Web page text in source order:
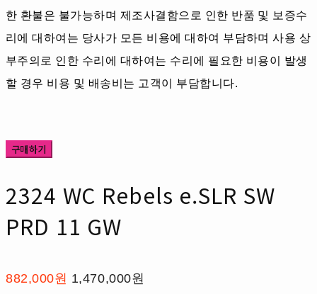
한 환불은 불가능하며 제조사결함으로 인한 반품 및 보증수
리에 대하여는 당사가 모든 비용에 대하여 부담하며 사용 상
부주의로 인한 수리에 대하여는 수리에 필요한 비용이 발생
할 경우 비용 및 배송비는 고객이 부담합니다.
구매하기
2324 WC Rebels e.SLR SW
PRD 11 GW
882,000원 1,470,000원